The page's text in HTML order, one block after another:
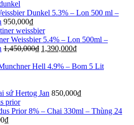
Dunkel 5.3% – Lon 500 ml –
950,000₫
Weissbier 5.4% – Lon 500ml –
1,450,000₫ 1,390,000₫
Hell 4.9% – Bom 5 Lit
sứ Hertog Jan 850,000₫
Prior 8% – Chai 330ml – Thùng 24
₫